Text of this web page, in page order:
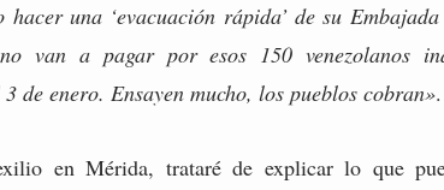
hacer una ‘evacuación rápida’ de su
van a pagar por esos 150 venezolanos
de enero. Ensayen mucho, los pueblos cobran».
en Mérida, trataré de explicar lo que